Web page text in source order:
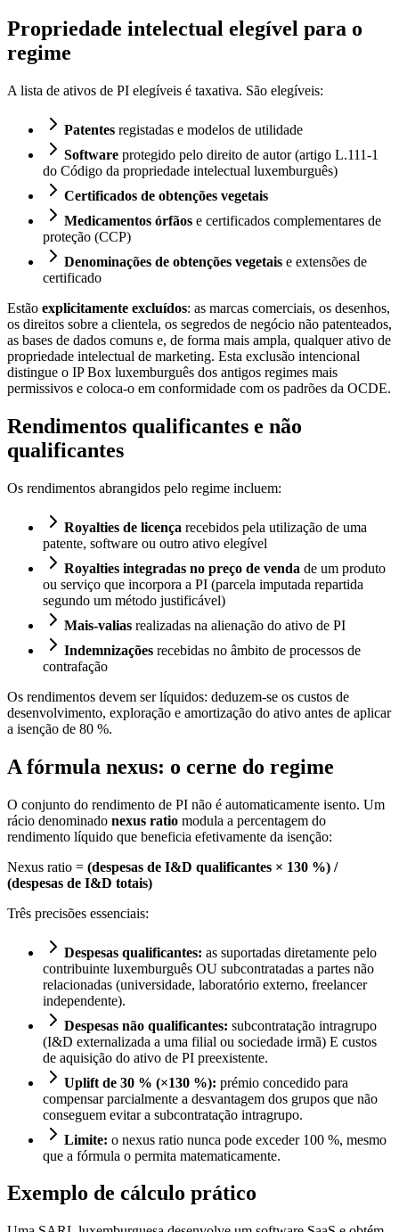
Propriedade intelectual elegível para o
regime
A lista de ativos de PI elegíveis é taxativa. São elegíveis:
Patentes registadas e modelos de utilidade
Software protegido pelo direito de autor (artigo L.111-1
do Código da propriedade intelectual luxemburguês)
Certificados de obtenções vegetais
Medicamentos órfãos e certificados complementares de
proteção (CCP)
Denominações de obtenções vegetais e extensões de
certificado
Estão explicitamente excluídos: as marcas comerciais, os desenhos,
os direitos sobre a clientela, os segredos de negócio não patenteados,
as bases de dados comuns e, de forma mais ampla, qualquer ativo de
propriedade intelectual de marketing. Esta exclusão intencional
distingue o IP Box luxemburguês dos antigos regimes mais
permissivos e coloca-o em conformidade com os padrões da OCDE.
Rendimentos qualificantes e não
qualificantes
Os rendimentos abrangidos pelo regime incluem:
Royalties de licença recebidos pela utilização de uma
patente, software ou outro ativo elegível
Royalties integradas no preço de venda de um produto
ou serviço que incorpora a PI (parcela imputada repartida
segundo um método justificável)
Mais-valias realizadas na alienação do ativo de PI
Indemnizações recebidas no âmbito de processos de
contrafação
Os rendimentos devem ser líquidos: deduzem-se os custos de
desenvolvimento, exploração e amortização do ativo antes de aplicar
a isenção de 80 %.
A fórmula nexus: o cerne do regime
O conjunto do rendimento de PI não é automaticamente isento. Um
rácio denominado nexus ratio modula a percentagem do
rendimento líquido que beneficia efetivamente da isenção:
Nexus ratio = (despesas de I&D qualificantes × 130 %) /
(despesas de I&D totais)
Três precisões essenciais:
Despesas qualificantes: as suportadas diretamente pelo
contribuinte luxemburguês OU subcontratadas a partes não
relacionadas (universidade, laboratório externo, freelancer
independente).
Despesas não qualificantes: subcontratação intragrupo
(I&D externalizada a uma filial ou sociedade irmã) E custos
de aquisição do ativo de PI preexistente.
Uplift de 30 % (×130 %): prémio concedido para
compensar parcialmente a desvantagem dos grupos que não
conseguem evitar a subcontratação intragrupo.
Limite: o nexus ratio nunca pode exceder 100 %, mesmo
que a fórmula o permita matematicamente.
Exemplo de cálculo prático